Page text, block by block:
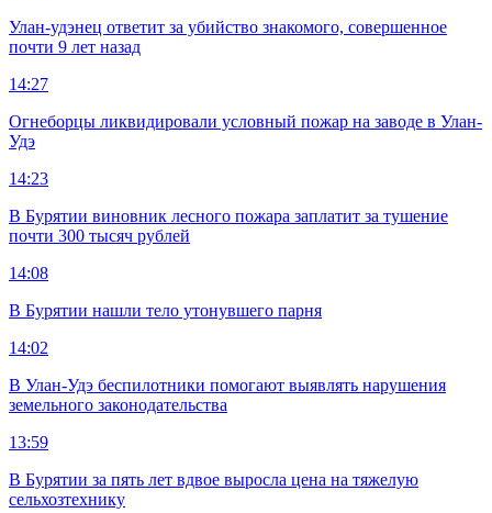
Улан-удэнец ответит за убийство знакомого, совершенное
почти 9 лет назад
14:27
Огнеборцы ликвидировали условный пожар на заводе в Улан-
Удэ
14:23
В Бурятии виновник лесного пожара заплатит за тушение
почти 300 тысяч рублей
14:08
В Бурятии нашли тело утонувшего парня
14:02
В Улан-Удэ беспилотники помогают выявлять нарушения
земельного законодательства
13:59
В Бурятии за пять лет вдвое выросла цена на тяжелую
сельхозтехнику